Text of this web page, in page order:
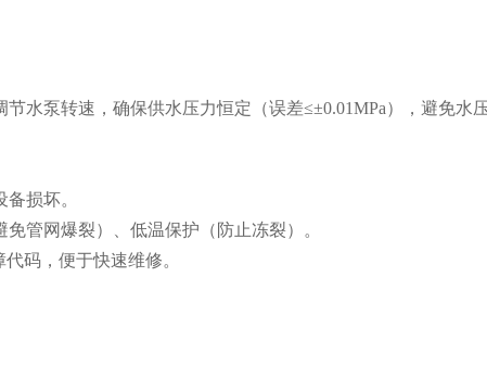
水泵转速，确保供水压力恒定（误差≤±0.01MPa），避免水
损坏。
管网爆裂）、低温保护（防止冻裂）。
码，便于快速维修。